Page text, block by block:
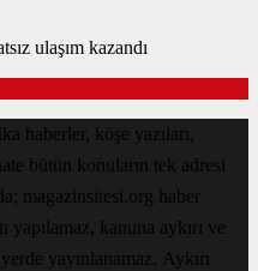
ulaşım kazandı
haberler, köşe yazıları,
bütün konuların tek adresi
magazinsitesi.org haber
kanuna aykırı ve
yayınlanamaz. Aykırı